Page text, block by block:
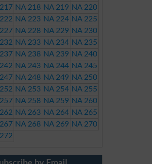
NA 218 NA 219 NA 220
NA 223 NA 224 NA 225
NA 228 NA 229 NA 230
NA 233 NA 234 NA 235
NA 238 NA 239 NA 240
NA 243 NA 244 NA 245
NA 248 NA 249 NA 250
NA 253 NA 254 NA 255
NA 258 NA 259 NA 260
NA 263 NA 264 NA 265
NA 268 NA 269 NA 270